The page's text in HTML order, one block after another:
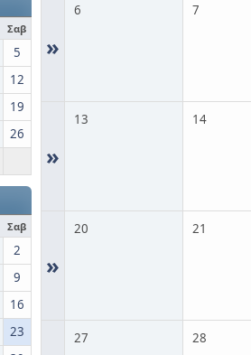
Σαβ
5
12
19
26
Σαβ
2
9
16
23
»
6 7
»
13 14
»
20 21
27 28